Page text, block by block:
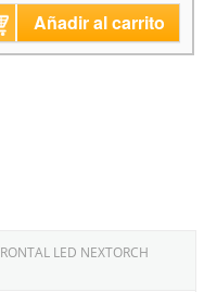
Añadir al carrito
LED NEXTORCH